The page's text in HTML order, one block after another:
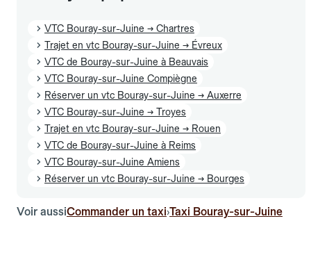
VTC Bouray-sur-Juine → Chartres
Trajet en vtc Bouray-sur-Juine → Évreux
VTC de Bouray-sur-Juine à Beauvais
VTC Bouray-sur-Juine Compiègne
Réserver un vtc Bouray-sur-Juine → Auxerre
VTC Bouray-sur-Juine → Troyes
Trajet en vtc Bouray-sur-Juine → Rouen
VTC de Bouray-sur-Juine à Reims
VTC Bouray-sur-Juine Amiens
Réserver un vtc Bouray-sur-Juine → Bourges
Voir aussiCommander un taxi›Taxi Bouray-sur-Juine